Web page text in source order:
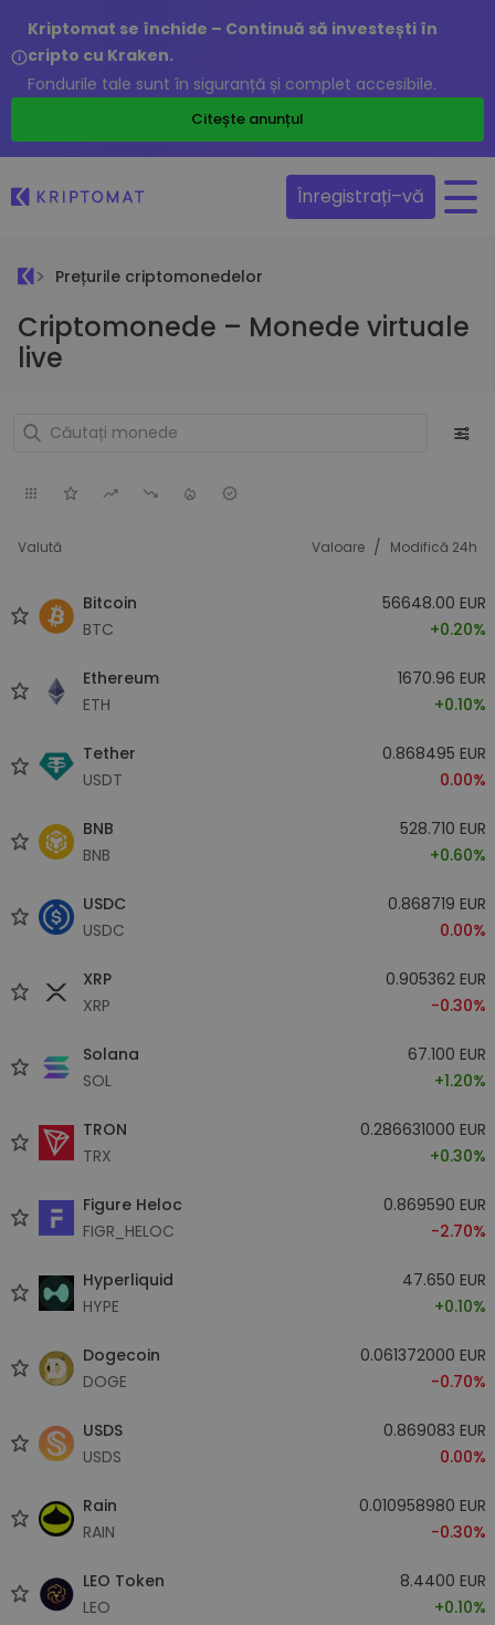
Kriptomat se închide – Continuă să investești în
cripto cu Kraken.
Fondurile tale sunt în siguranță și complet accesibile.
Citește anunțul
Înregistrați–vă
Prețurile criptomonedelor
Criptomonede – Monede virtuale
live
Valută Valoare / Modifică 24h
Bitcoin
BTC
56648.00 EUR
+0.20%
Ethereum
ETH
1670.96 EUR
+0.10%
Tether
USDT
0.868495 EUR
0.00%
BNB
BNB
528.710 EUR
+0.60%
USDC
USDC
0.868719 EUR
0.00%
XRP
XRP
0.905362 EUR
-0.30%
Solana
SOL
67.100 EUR
+1.20%
TRON
TRX
0.286631000 EUR
+0.30%
Figure Heloc
FIGR_HELOC
0.869590 EUR
-2.70%
Hyperliquid
HYPE
47.650 EUR
+0.10%
Dogecoin
DOGE
0.061372000 EUR
-0.70%
USDS
USDS
0.869083 EUR
0.00%
Rain
RAIN
0.010958980 EUR
-0.30%
LEO Token
LEO
8.4400 EUR
+0.10%